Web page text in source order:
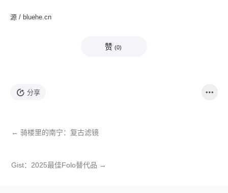
源 / bluehe.cn
赞 (0)
分享
← 骑楼里的南宁：复古滤镜
Gist：2025最佳Folo替代品 →